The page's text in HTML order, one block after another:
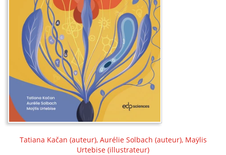
Tatiana Kačan (auteur), Aurélie Solbach (auteur), Maÿlis
Urtebise (illustrateur)